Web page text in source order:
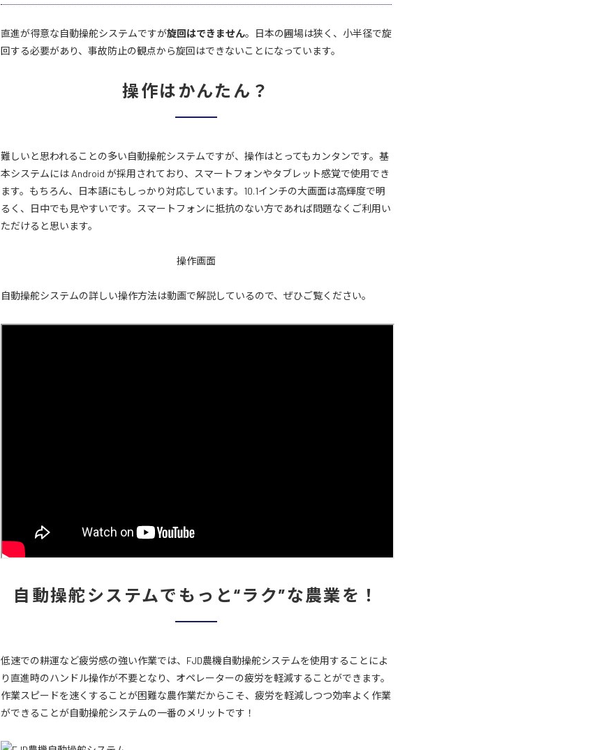
直進が得意な自動操舵システムですが旋回はできません。日本の圃場は狭く、小半径で旋
回する必要があり、事故防止の観点から旋回はできないことになっています。
操作はかんたん？
難しいと思われることの多い自動操舵システムですが、操作はとってもカンタンです。基
本システムには Android が採用されており、スマートフォンやタブレット感覚で使用でき
ます。もちろん、日本語にもしっかり対応しています。10.1インチの大画面は高輝度で明
るく、日中でも見やすいです。スマートフォンに抵抗のない方であれば問題なくご利用い
ただけると思います。
操作画面
自動操舵システムの詳しい操作方法は動画で解説しているので、ぜひご覧ください。
自動操舵システムでもっと“ラク”な農業を！
低速での耕運など疲労感の強い作業では、FJD農機自動操舵システムを使用することによ
り直進時のハンドル操作が不要となり、オペレーターの疲労を軽減することができます。
作業スピードを速くすることが困難な農作業だからこそ、疲労を軽減しつつ効率よく作業
ができることが自動操舵システムの一番のメリットです！